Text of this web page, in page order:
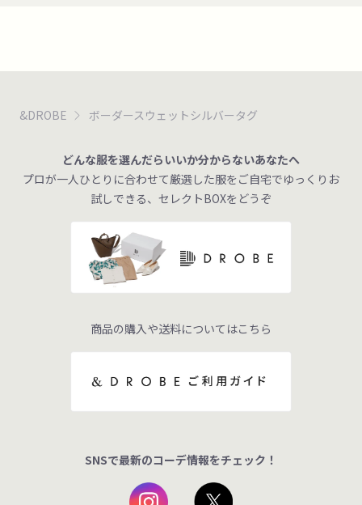
&DROBE ボーダースウェットシルバータグ
どんな服を選んだらいいか分からないあなたへ
プロが一人ひとりに合わせて厳選した服をご自宅でゆっくりお
試しできる、セレクトBOXをどうぞ
商品の購入や送料についてはこちら
SNSで最新のコーデ情報をチェック！